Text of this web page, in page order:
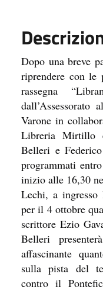
Dopo una breve
riprendere con le
rassegna
Varone in
Libreria Mirtillo
Belleri e
programmati
inizio alle 16,30
Lechi, a
per il 4 ottobre
scrittore Ezio
Belleri
affascinante
sulla pista del
contro il